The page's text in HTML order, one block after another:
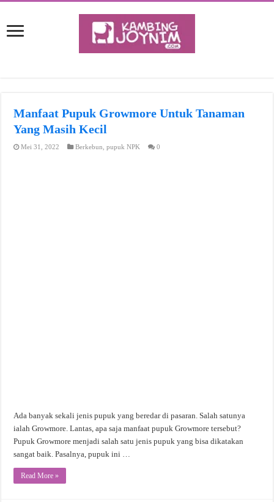
Manfaat Pupuk Growmore Untuk Tanaman
Yang Masih Kecil
Mei 31, 2022 Berkebun ,pupuk NPK 0
Ada banyak sekali jenis pupuk yang beredar di pasaran. Salah satunya
ialah Growmore. Lantas, apa saja manfaat pupuk Growmore tersebut?
Pupuk Growmore menjadi salah satu jenis pupuk yang bisa dikatakan
sangat baik. Pasalnya, pupuk ini …
Read More »